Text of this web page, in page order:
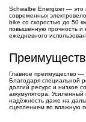
Schwalbe Energizer — это
современных
bike со скоростью до 50
повышенную прочность и
ежедневного
Главное преимущество —
Благодаря специальной
долгий ресурс и низкое
аккумулятора.
надёжность даже на
сцеплением во влажную